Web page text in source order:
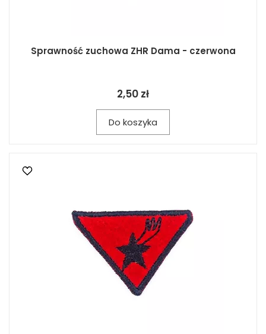
Sprawność zuchowa ZHR Dama - czerwona
2,50 zł
Do koszyka